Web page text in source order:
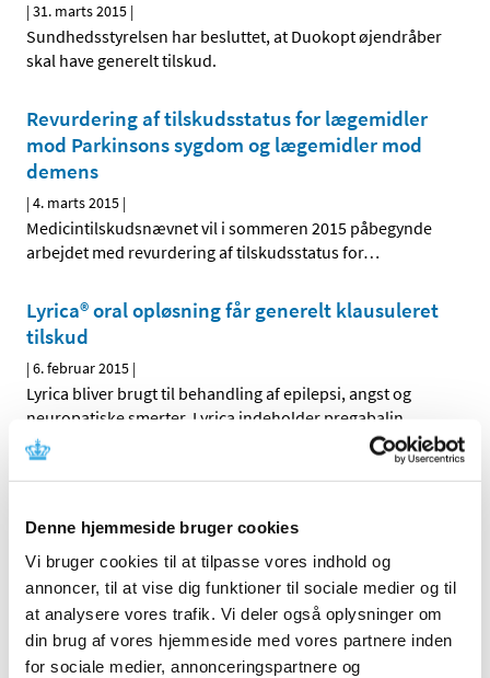
Denne hjemmeside bruger cookies
Vi bruger cookies til at tilpasse vores indhold og
annoncer, til at vise dig funktioner til sociale medier og til
at analysere vores trafik. Vi deler også oplysninger om
din brug af vores hjemmeside med vores partnere inden
for sociale medier, annonceringspartnere og
|31. marts 2015 |
Sundhedsstyrelsen har besluttet, at Duokopt øjendråber
skal have generelt tilskud.
Revurdering af tilskudsstatus for lægemidler
mod Parkinsons sygdom og lægemidler mod
demens
|4. marts 2015 |
Medicintilskudsnævnet vil i sommeren 2015 påbegynde
arbejdet med revurdering af tilskudsstatus for…
Lyrica® oral opløsning får generelt klausuleret
tilskud
|6. februar 2015 |
Lyrica bliver brugt til behandling af epilepsi, angst og
neuropatiske smerter. Lyrica indeholder pregabalin.
Voltabak® får generelt tilskud
Voltabak øjendråber bliver brugt til behandling af gener
og smerter i øjet fx efter operation. Voltabak…
Daivobet gel m applikator® får generelt tilskud
|28. januar 2015|
Sundhedsstyrelsen giver generelt tilskud til Daivobet gel